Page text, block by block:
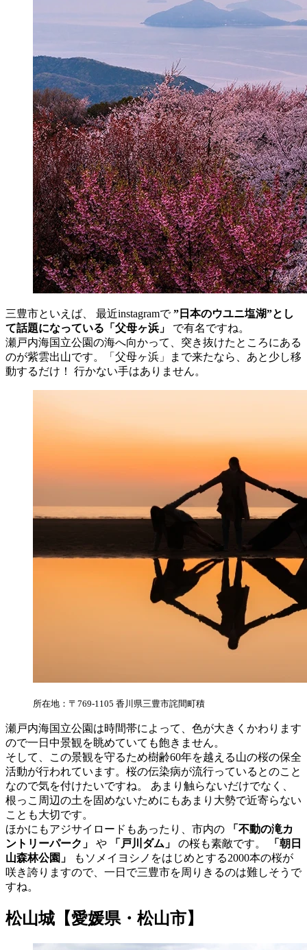
三豊市といえば、 最近instagramで”日本のウユニ塩湖”とし
て話題になっている「父母ヶ浜」
で有名ですね。
瀬戸内海国立公園の海へ向かって、突き抜けたところにある
のが紫雲出山です。「父母ヶ浜」まで来たなら、あと少し移
動するだけ！ 行かない手はありません。
所在地：〒769-1105 香川県三豊市詫間町積
瀬戸内海国立公園は時間帯によって、色が大きくかわります
ので一日中景観を眺めていても飽きません。
そして、この景観を守るため樹齢60年を越える山の桜の保全
活動が行われています。桜の伝染病が流行っているとのこと
なので気を付けたいですね。 あまり触らないだけでなく、
根っこ周辺の土を固めないためにもあまり大勢で近寄らない
ことも大切です。
ほかにもアジサイロードもあったり、市内の
「不動の滝カ
ントリーパーク」
や 「戸川ダム」 の桜も素敵です。
「朝日
山森林公園」
もソメイヨシノをはじめとする2000本の桜が
咲き誇りますので、一日で三豊市を周りきるのは難しそうで
すね。
松山城【愛媛県・松山市】